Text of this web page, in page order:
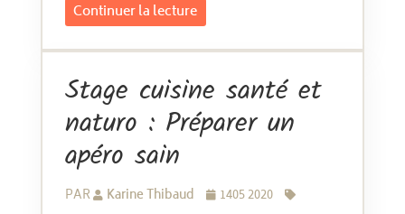
Continuer la lecture
Stage cuisine santé et
naturo : Préparer un
apéro sain
PAR Karine Thibaud
1405 2020